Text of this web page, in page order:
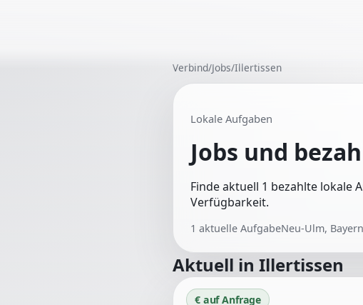
Verbind/Jobs/Illertissen
Lokale Aufgaben
Jobs und
Finde aktuell 1 bezahlte lokale
Verfügbarkeit.
1 aktuelle AufgabeNeu-Ulm, Bayern
Aktuell in Illertissen
€ auf Anfrage